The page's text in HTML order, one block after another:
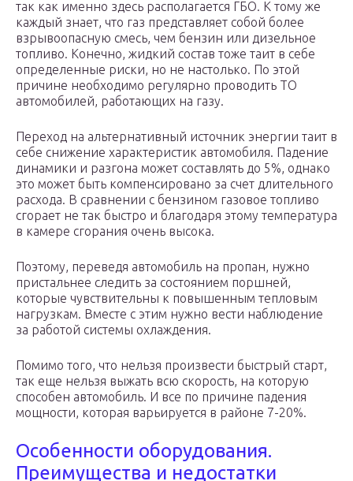
так как именно здесь располагается ГБО. К тому же
каждый знает, что газ представляет собой более
взрывоопасную смесь, чем бензин или дизельное
топливо. Конечно, жидкий состав тоже таит в себе
определенные риски, но не настолько. По этой
причине необходимо регулярно проводить ТО
автомобилей, работающих на газу.
Переход на альтернативный источник энергии таит в
себе снижение характеристик автомобиля. Падение
динамики и разгона может составлять до 5%, однако
это может быть компенсировано за счет длительного
расхода. В сравнении с бензином газовое топливо
сгорает не так быстро и благодаря этому температура
в камере сгорания очень высока.
Поэтому, переведя автомобиль на пропан, нужно
пристальнее следить за состоянием поршней,
которые чувствительны к повышенным тепловым
нагрузкам. Вместе с этим нужно вести наблюдение
за работой системы охлаждения.
Помимо того, что нельзя произвести быстрый старт,
так еще нельзя выжать всю скорость, на которую
способен автомобиль. И все по причине падения
мощности, которая варьируется в районе 7-20%.
Особенности оборудования.
Преимущества и недостатки